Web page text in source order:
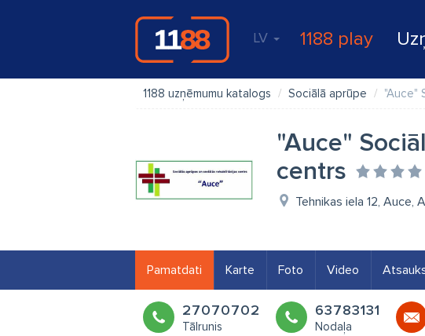
LV 1188 play
1188 uzņēmumu katalogs Sociālā aprūpe "Auce"
"Auce"
centrs
Tehnikas iela 12, Auce,
Pamatdati Karte Foto Video
27070702
Tālrunis
63783131
Nodaļa